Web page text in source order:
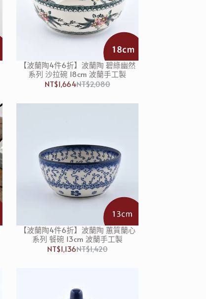
【波蘭陶4件6折】波蘭陶 碧綠幽然
系列 沙拉碗 18cm 波蘭手工製
NT$1,664NT$2,080
【波蘭陶4件6折】波蘭陶 蕙質蘭心
系列 餐碗 13cm 波蘭手工製
NT$1,136NT$1,420